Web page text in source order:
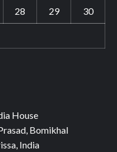
28 29 30
House
Bomikhal
India